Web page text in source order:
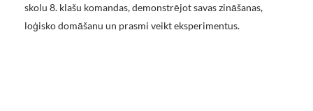
skolu 8. klašu komandas, demonstrējot savas zināšanas,
loģisko domāšanu un prasmi veikt eksperimentus.